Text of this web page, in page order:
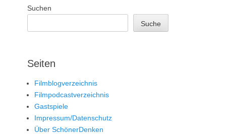
Suchen
Suche
Seiten
Filmblogverzeichnis
Filmpodcastverzeichnis
Gastspiele
Impressum/Datenschutz
Über SchönerDenken